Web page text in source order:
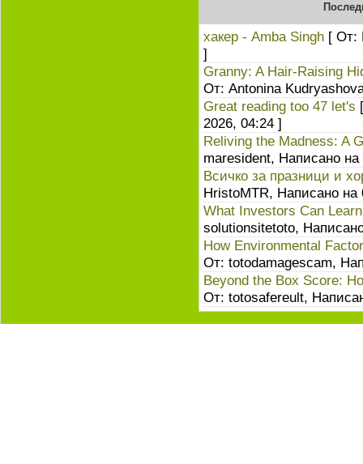
хакер - Amba Singh [ От:
]
Granny: A Hair-Raising
От: Antonina
Great reading too 47 let's
2026, 04:24 ]
Reliving the Madness: A
maresident, Написано
Всичко за празници и
HristoMTR, Написано
What Investors Can
solutionsitetoto,
How Environmental
От: totodamagescam,
Beyond the Box Score:
От: totosafereult,